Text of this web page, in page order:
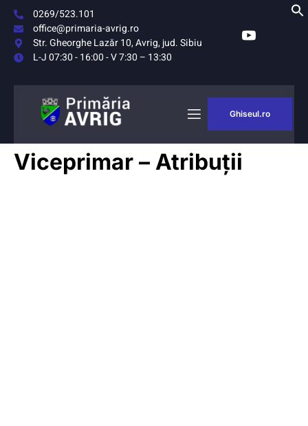
0269/523.101
office@primaria-avrig.ro
Str. Gheorghe Lazăr 10, Avrig, jud. Sibiu
L-J 07:30 - 16:00 - V 7:30 – 13:30
MONITORUL
OFICIAL LOCAL
Ghiseul.ro
Viceprimar – Atribuții